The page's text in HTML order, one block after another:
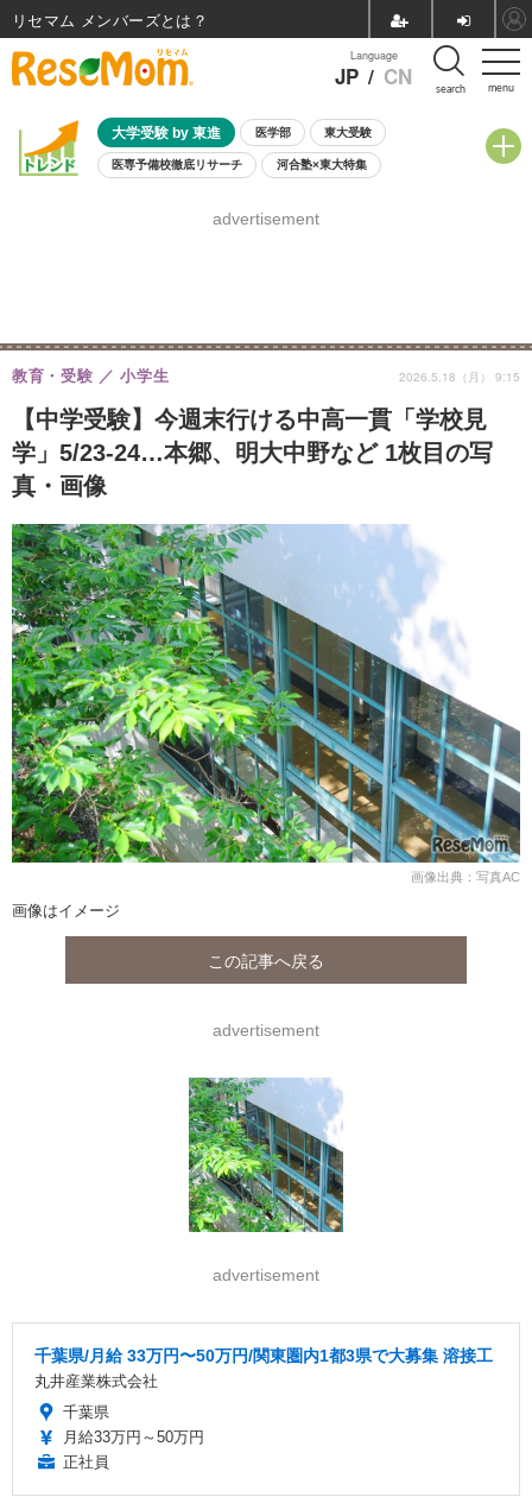
menu
Language
JP / CN search
大学受験 by 東進 医学部 東大受験
医専予備校徹底リサーチ 河合塾×東大特集
8月開催学校説明会・相談会
advertisement
【中学受験】今週末行ける中高一貫「学校見
学」5/23-24…本郷、明大中野など 1枚目の写
真・画像
教育・受験 小学生 2026.5.18（月） 9:15
画像出典：写真AC
画像はイメージ
この記事へ戻る
advertisement
advertisement
千葉県/月給 33万円〜50万円/関東圏内1都3県で大募集 溶接工
丸井産業株式会社
千葉県
月給33万円～50万円
正社員
リセマム メンバーズ